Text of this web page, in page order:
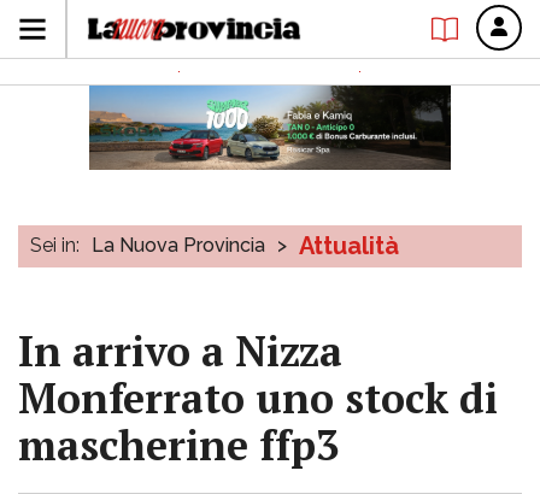
Sei in: La Nuova Provincia > Attualità
In arrivo a Nizza
Monferrato uno stock di
mascherine ffp3